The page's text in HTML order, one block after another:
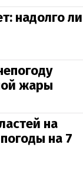
надолго ли
жары
на
на 7